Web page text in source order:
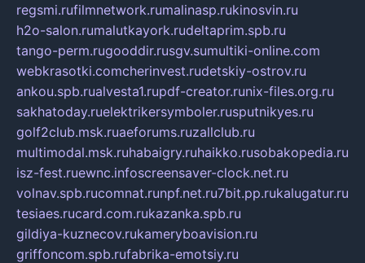
regsmi.rufilmnetwork.rumalinasp.rukinosvin.ru
h2o-salon.rumalutkayork.rudeltaprim.spb.ru
tango-perm.rugooddir.rusgv.sumultiki-online.com
webkrasotki.comcherinvest.rudetskiy-ostrov.ru
ankou.spb.rualvesta1.rupdf-creator.runix-files.org.ru
sakhatoday.ruelektrikersymboler.rusputnikyes.ru
golf2club.msk.ruaeforums.ruzallclub.ru
multimodal.msk.ruhabaigry.ruhaikko.rusobakopedia.ru
isz-fest.ruewnc.infoscreensaver-clock.net.ru
volnav.spb.rucomnat.runpf.net.ru7bit.pp.rukalugatur.ru
tesiaes.rucard.com.rukazanka.spb.ru
gildiya-kuznecov.rukameryboavision.ru
griffoncom.spb.rufabrika-emotsiy.ru